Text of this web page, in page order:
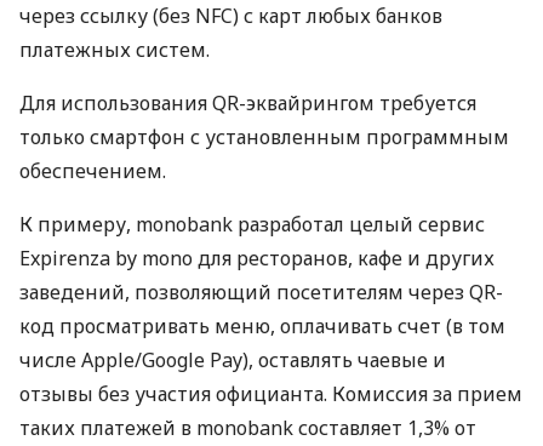
через ссылку (без NFC) с карт любых банков
платежных систем.
Для использования QR-эквайрингом требуется
только смартфон с установленным программным
обеспечением.
К примеру, monobank разработал целый сервис
Expirenza by mono для ресторанов, кафе и других
заведений, позволяющий посетителям через QR-
код просматривать меню, оплачивать счет (в том
числе Apple/Google Pay), оставлять чаевые и
отзывы без участия официанта. Комиссия за прием
таких платежей в monobank составляет 1,3% от